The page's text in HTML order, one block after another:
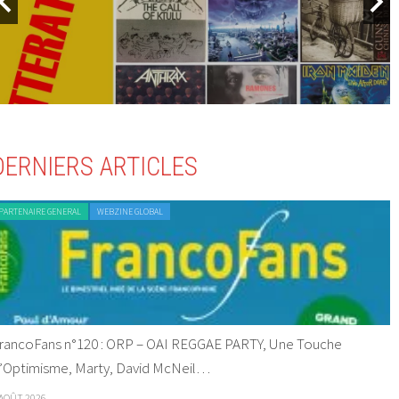
ARTICLES
GENERAL WEBZINE GLOBAL
n°120 : ORP – OAI REGGAE PARTY, Une Touche
Marty, David McNeil…